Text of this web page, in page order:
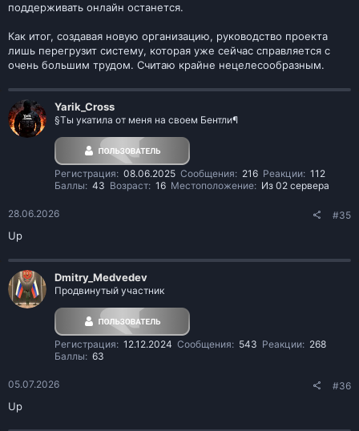
поддерживать онлайн останется.
Как итог, создавая новую организацию, руководство проекта
лишь перегрузит систему, которая уже сейчас справляется с
очень большим трудом. Считаю крайне нецелесообразным.
Yarik_Cross
§Ты укатила от меня на своем Бентли¶
Регистрация 08.06.2025 Сообщения 216 Реакции 112
Баллы
43 Возраст 16 Местоположение Из 02 сервера
28.06.2026 #35
Up
Dmitry_Medvedev
Продвинутый участник
Регистрация 12.12.2024 Сообщения 543 Реакции
268
Баллы
63
05.07.2026 #36
Up